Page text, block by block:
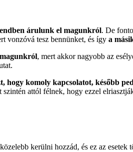
árulunk el magunkról. De
vonzóvá tesz bennünket, és így a
, mert akkor nagyobb az
hogy komoly kapcsolatot, később
szintén attól félnek, hogy ezzel
kerülni hozzád, és ez az esetek